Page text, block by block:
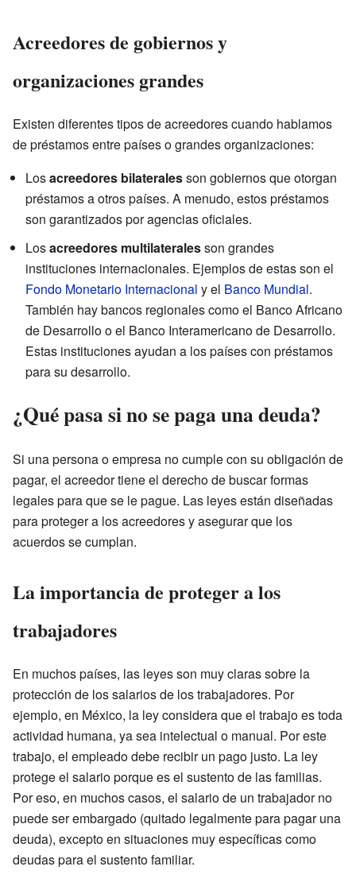
Acreedores de gobiernos y
organizaciones grandes
Existen diferentes tipos de acreedores cuando hablamos
de préstamos entre países o grandes organizaciones:
Losacreedores bilateralesson gobiernos que otorgan
préstamos a otros países. A menudo, estos préstamos
son garantizados por agencias oficiales.
Losacreedores multilateralesson grandes
instituciones internacionales. Ejemplos de estas son el
Fondo Monetario Internacional y el Banco Mundial.
También hay bancos regionales como el Banco Africano
de Desarrollo o el Banco Interamericano de Desarrollo.
Estas instituciones ayudan a los países con préstamos
para su desarrollo.
¿Qué pasa si no se paga una deuda?
Si una persona o empresa no cumple con su obligación de
pagar, el acreedor tiene el derecho de buscar formas
legales para que se le pague. Las leyes están diseñadas
para proteger a los acreedores y asegurar que los
acuerdos se cumplan.
La importancia de proteger a los
trabajadores
En muchos países, las leyes son muy claras sobre la
protección de los salarios de los trabajadores. Por
ejemplo, en México, la ley considera que el trabajo es toda
actividad humana, ya sea intelectual o manual. Por este
trabajo, el empleado debe recibir un pago justo. La ley
protege el salario porque es el sustento de las familias.
Por eso, en muchos casos, el salario de un trabajador no
puede ser embargado (quitado legalmente para pagar una
deuda), excepto en situaciones muy específicas como
deudas para el sustento familiar.